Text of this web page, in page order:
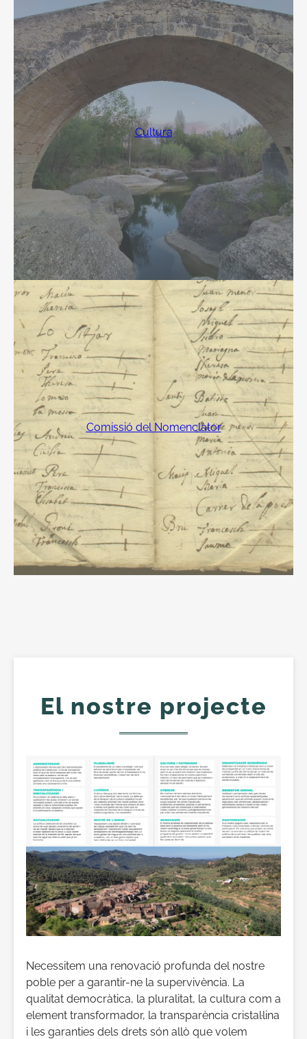
Cultura
Comissió del Nomenclàtor
El nostre projecte
Necessitem una renovació profunda del nostre
poble per a garantir-ne la supervivència. La
qualitat democràtica, la pluralitat, la cultura com a
element transformador, la transparència cristal·lina
i les garanties dels drets són allò que volem